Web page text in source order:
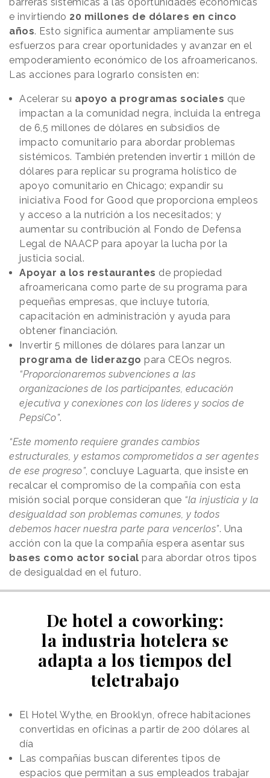
barreras sistémicas a las oportunidades económicas
e invirtiendo 20 millones de dólares en cinco
años. Esto significa aumentar ampliamente sus
esfuerzos para crear oportunidades y avanzar en el
empoderamiento económico de los afroamericanos.
Las acciones para lograrlo consisten en:
Acelerar su apoyo a programas sociales que
impactan a la comunidad negra, incluida la entrega
de 6,5 millones de dólares en subsidios de
impacto comunitario para abordar problemas
sistémicos. También pretenden invertir 1 millón de
dólares para replicar su programa holístico de
apoyo comunitario en Chicago; expandir su
iniciativa Food for Good que proporciona empleos
y acceso a la nutrición a los necesitados; y
aumentar su contribución al Fondo de Defensa
Legal de NAACP para apoyar la lucha por la
justicia social.
Apoyar a los restaurantes de propiedad
afroamericana como parte de su programa para
pequeñas empresas, que incluye tutoría,
capacitación en administración y ayuda para
obtener financiación.
Invertir 5 millones de dólares para lanzar un
programa de liderazgo para CEOs negros.
“Proporcionaremos subvenciones a las
organizaciones de los participantes, educación
ejecutiva y conexiones con los líderes y socios de
PepsiCo”.
“Este momento requiere grandes cambios
estructurales, y estamos comprometidos a ser agentes
de ese progreso”, concluye Laguarta, que insiste en
recalcar el compromiso de la compañía con esta
misión social porque consideran que “la injusticia y la
desigualdad son problemas comunes, y todos
debemos hacer nuestra parte para vencerlos”. Una
acción con la que la compañía espera asentar sus
bases como actor social para abordar otros tipos
de desigualdad en el futuro.
De hotel a coworking:
la industria hotelera se
adapta a los tiempos del
teletrabajo
El Hotel Wythe, en Brooklyn, ofrece habitaciones
convertidas en oficinas a partir de 200 dólares al
día
Las compañías buscan diferentes tipos de
espacios que permitan a sus empleados trabajar